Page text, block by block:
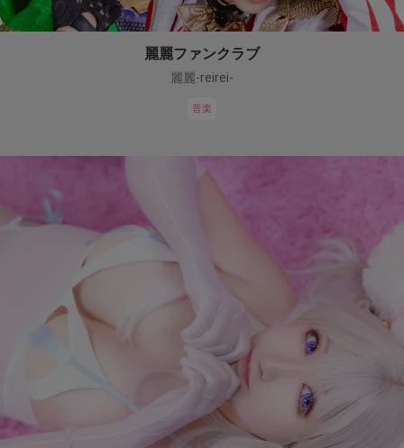
麗麗ファンクラブ
麗麗-reirei-
音楽